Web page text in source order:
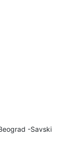
-Savski